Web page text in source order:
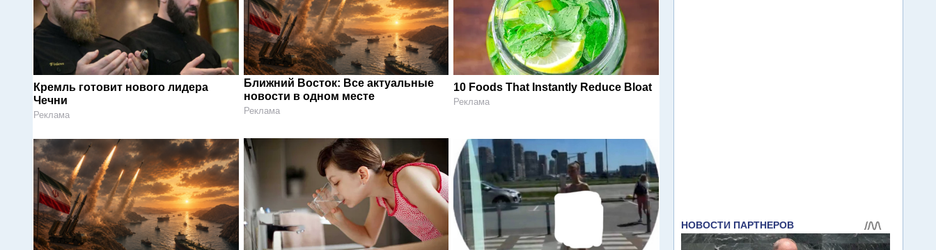
Кремль готовит нового лидера
Чечни
Реклама
Ближний Восток: Все актуальные
новости в одном месте
Реклама
10 Foods That Instantly Reduce Bloat
Реклама